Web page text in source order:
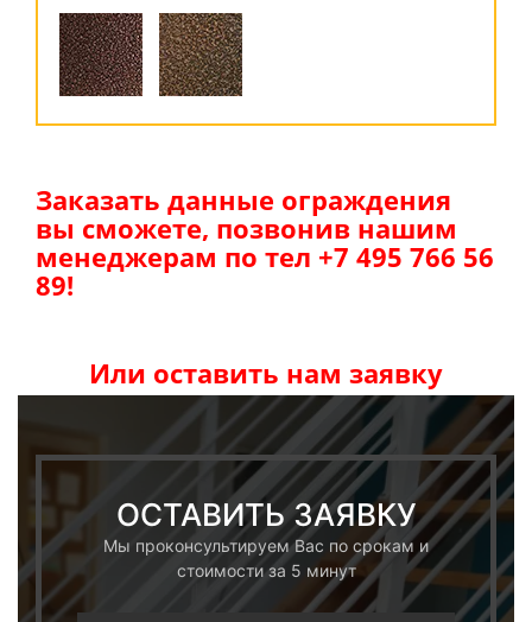
Заказать данные ограждения
вы сможете, позвонив нашим
менеджерам по тел +7 495 766 56
89!
Или оставить нам заявку
ОСТАВИТЬ ЗАЯВКУ
Мы проконсультируем Вас по срокам и
стоимости за 5 минут